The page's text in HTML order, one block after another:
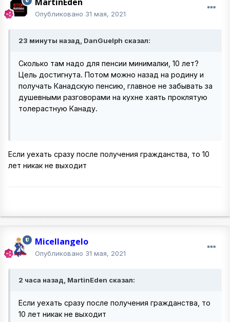
Опубликовано 31 мая, 2021
23 минуты назад, DanGuelph сказал:
Сколько там надо для пенсии минималки, 10 лет?
Цель достигнута. Потом можно назад на родину и
получать Канадскую пенсию, главное не забывать за
душевными разговорами на кухне хаять проклятую
толерастную Канаду.
Если уехать сразу после получения гражданства, то 10
лет никак не выходит
Micellangelo
Опубликовано 31 мая, 2021
2 часа назад, MartinEden сказал:
Если уехать сразу после получения гражданства, то
10 лет никак не выходит